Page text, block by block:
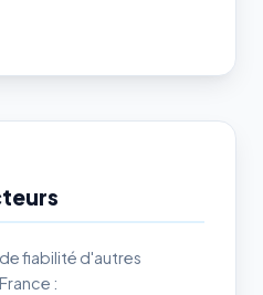
fiabilité d'autres
: